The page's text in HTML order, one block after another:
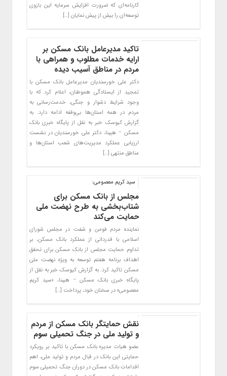
کارنامه‌ای که ضرورت افزایش سرمایه این بازوی
توسعه‌ای را بیش از پیش نمایان […]
تاکید مدیرعامل بانک مسکن بر
ارایه خدمات مطلوب و همراهی با
مردم در مناطق آسیب دیده
دکتر علی خورسندیان مدیرعامل بانک مسکن با
تمجید از ایستادگی هموطنان، اعلام کرد که با
وجود شرایط دشوار و جنگی، خدمت‌رسانی به
مردم در همه استان‌ها بی‌وقفه ادامه دارد. به
گزارش کیوسک خبر به نقل از پایگاه خبری بانک
مسکن – هیبنا، دکتر علی خورسندیان در نشست
ارزیابی عملکرد مدیریت‌های شعب استان‌ها و
مناطق منتهی […]
سید کریم معصومی:
مجلس از بانک مسکن برای
شتاب‌بخشی به طرح نهضت ملی
حمایت می‌کند
نماینده مردم فومن و شفت در مجلس شورای
اسلامی با قدردانی از عملکرد بانک مسکن، بر
تداوم حمایت مجلس از بانک مسکن برای تحقق
اهداف برنامه هفتم توسعه به ویژه نهضت ملی
مسکن تاکید کرد. به گزارش کیوسک خبر به نقل از
پایگاه خبری بانک مسکن – هیبنا، «سید کریم
معصومی» در سخنان خود، پرداخت […]
نقش حمایتگر بانک مسکن از مردم
و تولید ملی در جنگ تحمیلی سوم
عضو هیات مدیره بانک مسکن با تاکید بر رویکرد
حمایتی این بانک در قبال مردم و تولید ملی، اهم
اقدامات بانک مسکن در دوران جنگ تحمیلی سوم